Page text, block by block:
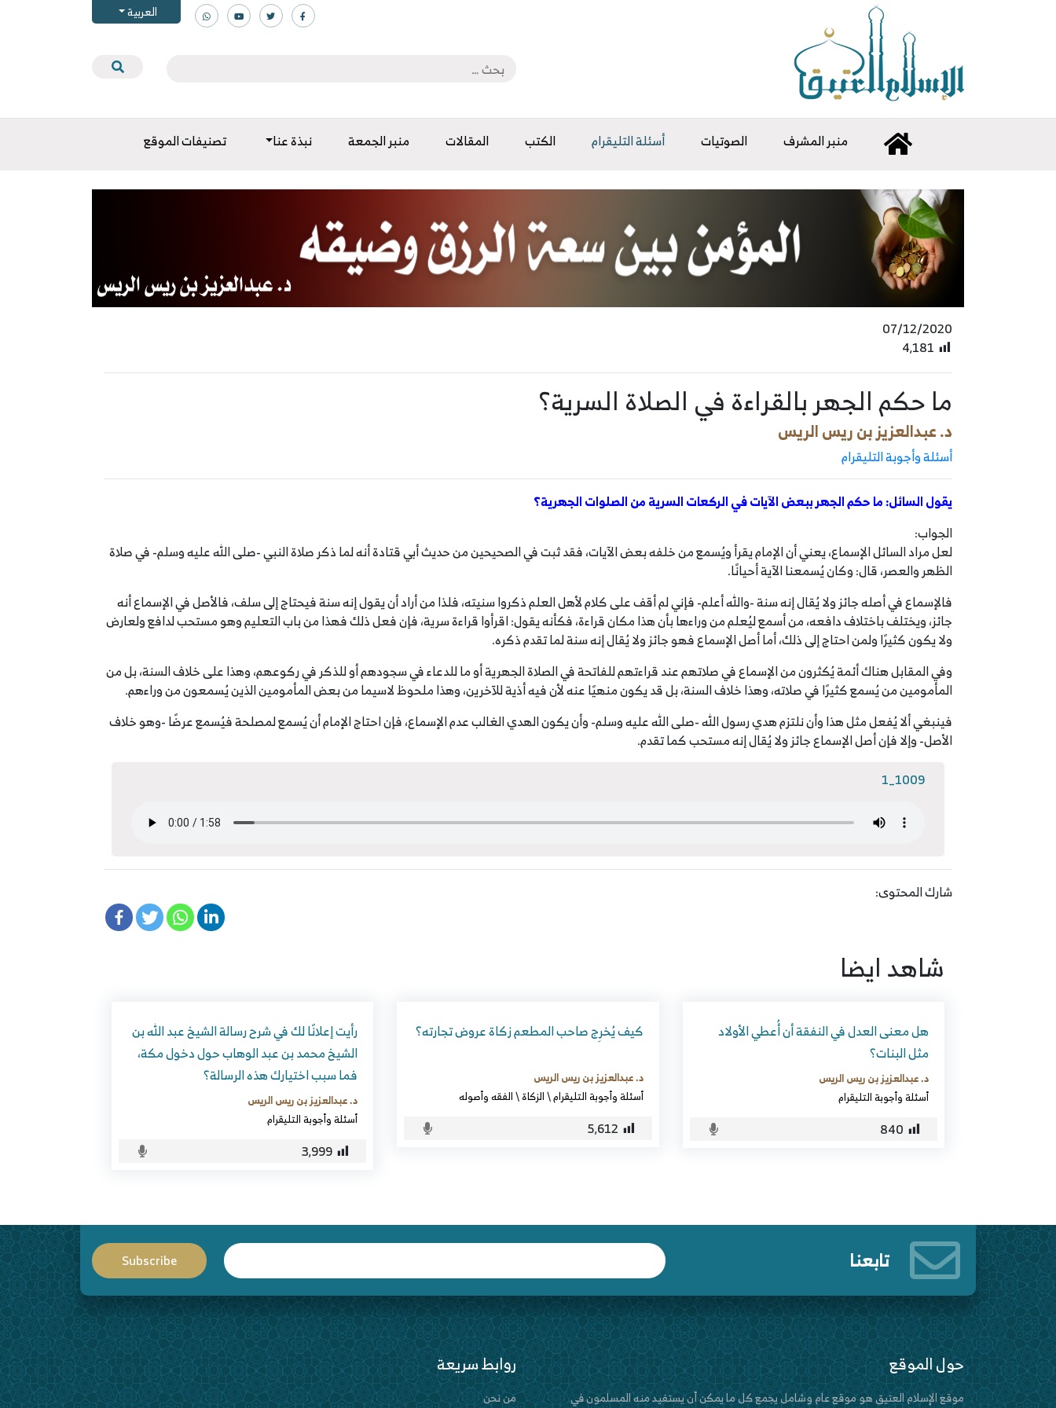
العربية
منبر المشرف الصوتيات أسئلة التليقرام الكتب المقالات منبر الجمعة نبذة عنا تصنيفات الموقع
07/12/2020
4٬181
ما حكم الجهر بالقراءة في الصلاة السرية؟
د. عبدالعزيز بن ريس الريس
أسئلة وأجوبة التليقرام
يقول السائل: ما حكم الجهر ببعض الآيات في الركعات السرية من الصلوات الجهرية؟
الجواب:
لعل مراد السائل الإسماع، يعني أن الإمام يقرأ ويُسمع من خلفه بعض الآيات، فقد ثبت في الصحيحين من حديث أبي قتادة أنه لما ذكر صلاة النبي -صلى الله عليه وسلم- في صلاة
الظهر والعصر، قال: وكان يُسمعنا الآية أحيانًا.
فالإسماع في أصله جائز ولا يُقال إنه سنة -والله أعلم- فإني لم أقف على كلام لأهل العلم ذكروا سنيته، فلذا من أراد أن يقول إنه سنة فيحتاج إلى سلف، فالأصل في الإسماع أنه
جائز، ويختلف باختلاف دافعه، من أسمع ليُعلم من وراءها بأن هذا مكان قراءة، فكأنه يقول: اقرأوا قراءة سرية، فإن فعل ذلك فهذا من باب التعليم وهو مستحب لدافع ولعارض
ولا يكون كثيرًا ولمن احتاج إلى ذلك، أما أصل الإسماع فهو جائز ولا يُقال إنه سنة لما تقدم ذكره.
وفي المقابل هناك أئمة يُكثرون من الإسماع في صلاتهم عند قراءتهم للفاتحة في الصلاة الجهرية أو ما للدعاء في سجودهم أو للذكر في ركوعهم، وهذا على خلاف السنة، بل من
المأمومين من يُسمع كثيرًا في صلاته، وهذا خلاف السنة، بل قد يكون منهيًا عنه لأن فيه أذية للآخرين، وهذا ملحوظ لاسيما من بعض المأمومين الذين يُسمعون من وراءهم.
فينبغي ألا يُفعل مثل هذا وأن نلتزم هدي رسول الله -صلى الله عليه وسلم- وأن يكون الهدي الغالب عدم الإسماع، فإن احتاج الإمام أن يُسمع لمصلحة فيُسمع عرضًا -وهو خلاف
الأصل- وإلا فإن أصل الإسماع جائز ولا يُقال إنه مستحب كما تقدم.
1009_1
شارك المحتوى:
شاهد ايضا
هل معنى العدل في النفقة أن أُعطي الأولاد
مثل البنات؟
د. عبدالعزيز بن ريس الريس
أسئلة وأجوبة التليقرام
840
كيف يُخرِج صاحب المطعم زكاة عروض تجارته؟
د. عبدالعزيز بن ريس الريس
أسئلة وأجوبة التليقرام\الزكاة\الفقه وأصوله
5٬612
رأيت إعلانًا لك في شرح رسالة الشيخ عبد الله بن
الشيخ محمد بن عبد الوهاب حول دخول مكة،
فما سبب اختيارك هذه الرسالة؟
د. عبدالعزيز بن ريس الريس
أسئلة وأجوبة التليقرام
3٬999
تابعنا
حول الموقع
موقع الإسلام العتيق هو موقع عام وشامل يجمع كل ما يمكن أن يستفيد منه المسلمون في
روابط سريعة
من نحن